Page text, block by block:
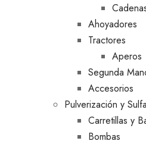
Ahoyadores
Tractores
Aperos
Segunda
Accesorios
Pulverización y
Carretillas y
Bombas